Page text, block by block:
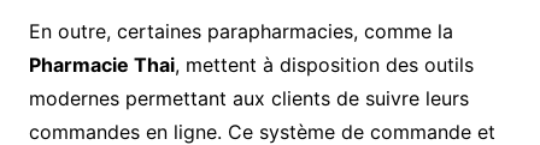
En outre, certaines parapharmacies, comme la
Pharmacie Thai, mettent à disposition des outils
modernes permettant aux clients de suivre leurs
commandes en ligne. Ce système de commande et